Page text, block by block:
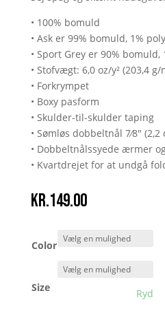
• 100% bomuld
• Ask er 99% bomuld, 1%
• Sport Grey er 90% bomuld,
• Stofvægt: 6,0 oz/y² (203,4 g/
• Forkrympet
• Boxy pasform
• Skulder-til-skulder taping
• Sømløs dobbeltnål 7⁄8" (2,2
• Dobbeltnålssyede ærmer
• Kvartdrejet for at undgå
kr.149.00
Color
Size Ryd